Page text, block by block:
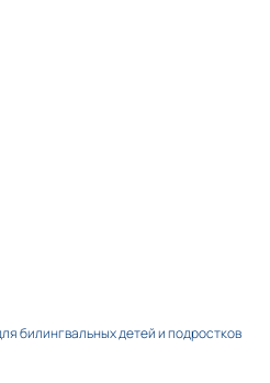
билингвальных детей и подростков